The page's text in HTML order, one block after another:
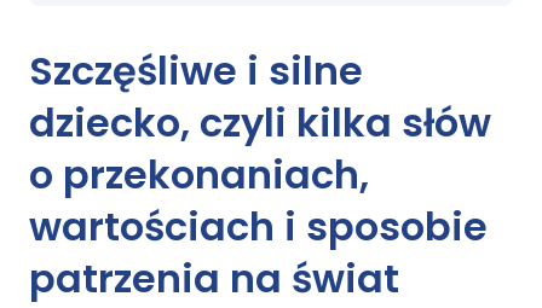
Szczęśliwe i silne
dziecko, czyli kilka słów
o przekonaniach,
wartościach i sposobie
patrzenia na świat